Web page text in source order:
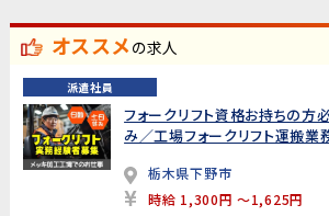
オススメの求人
派遣社員
フォークリフト資格お持ちの
み／工場フォークリフト運搬業
栃木県下野市
時給 1,300円 ～1,625円